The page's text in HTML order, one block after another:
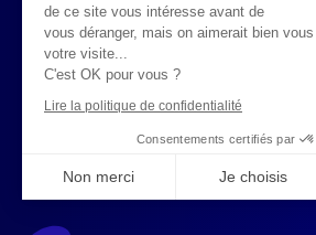
de ce site vous intéresse avant de
vous déranger, mais on aimerait bien
votre visite...
C'est OK pour vous ?
Lire la politique de confidentialité
Consentements certifiés par
Non merci Je choisis